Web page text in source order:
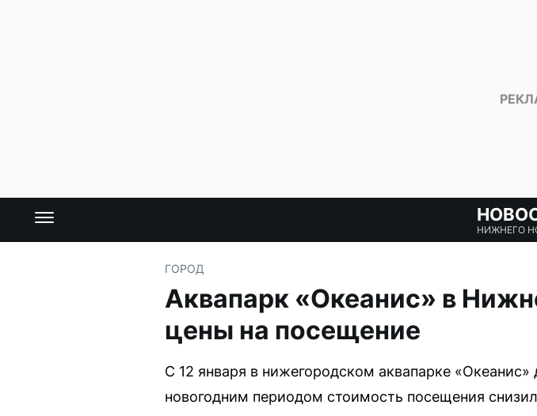
НИЖНЕГО
ГОРОД
Аквапарк «Океанис» в
цены на посещение
С 12 января в нижегородском аквапарке
новогодним периодом стоимость посещения